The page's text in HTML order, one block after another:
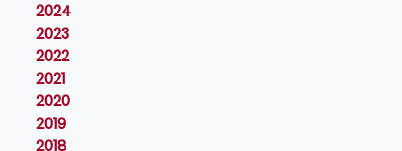
2024
2023
2022
2021
2020
2019
2018